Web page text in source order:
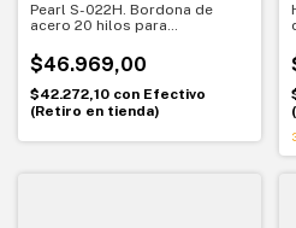
Pearl S-022H. Bordona de
acero 20 hilos para
$46.969,00
$42.272,10 con Efectivo
(Retiro en tienda)